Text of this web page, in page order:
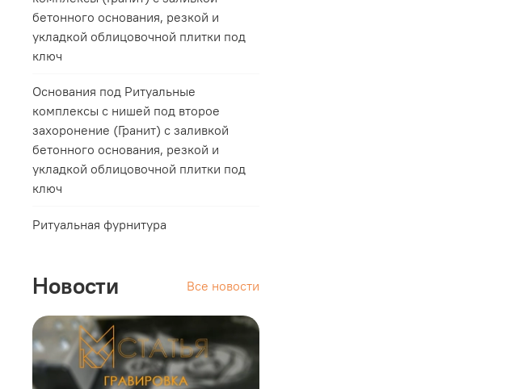
бетонного основания, резкой и
укладкой облицовочной плитки под
ключ
Основания под Ритуальные
комплексы с нишей под второе
захоронение (Гранит) с заливкой
бетонного основания, резкой и
укладкой облицовочной плитки под
ключ
Ритуальная фурнитура
Новости Все новости